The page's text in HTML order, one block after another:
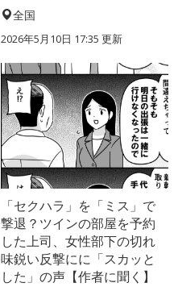
全国
2026年5月10日 17:35 更新
「セクハラ」を「ミス」で
撃退？ツインの部屋を予約
した上司、女性部下の切れ
味鋭い反撃にに「スカッと
した」の声【作者に聞く】